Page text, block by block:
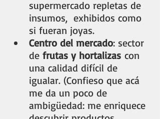
supermercado repletas de
insumos,  exhibidos como
si fueran joyas.
Centro del mercado: sector
de frutas y hortalizas con
una calidad difícil de
igualar. (Confieso que acá
me da un poco de
ambigüedad: me enriquece